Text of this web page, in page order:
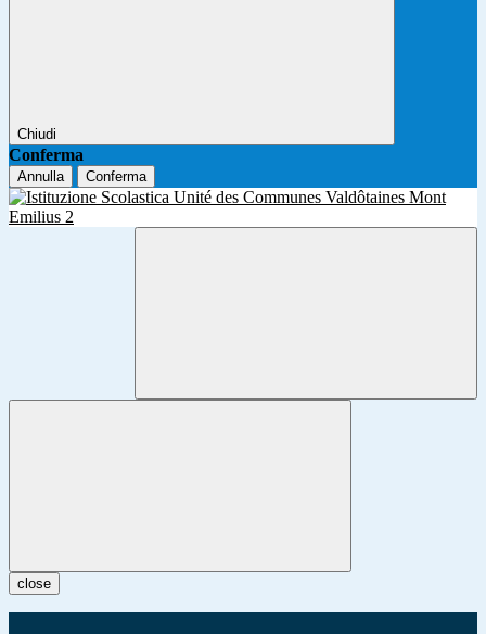
Chiudi
Conferma
Annulla Conferma
close